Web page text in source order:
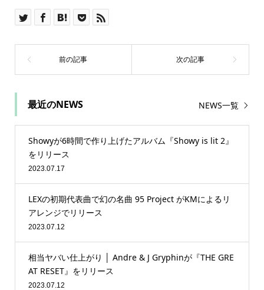
最近のNEWS NEWS一覧
Showyが6時間で作り上げたアルバム『Showy is lit 2』
をリリース
2023.07.17
LEXの初期代表曲で幻の名曲 95 Project がKMによるリ
アレンジでリリース
2023.07.12
相当ヤバい仕上がり │ Andre & J Gryphinが『THE GRE
AT RESET』をリリース
2023.07.12